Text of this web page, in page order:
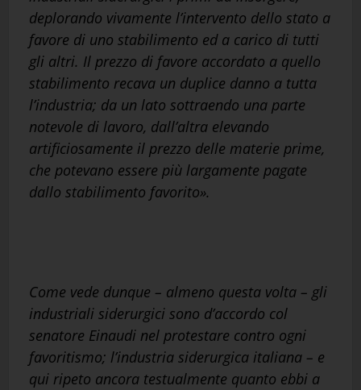
deplorando vivamente l’intervento dello stato a
favore di uno stabilimento ed a carico di tutti
gli altri. Il prezzo di favore accordato a quello
stabilimento recava un duplice danno a tutta
l’industria; da un lato sottraendo una parte
notevole di lavoro, dall’altra elevando
artificiosamente il prezzo delle materie prime,
che potevano essere più largamente pagate
dallo stabilimento favorito».
Come vede dunque – almeno questa volta – gli
industriali siderurgici sono d’accordo col
senatore Einaudi nel protestare contro ogni
favoritismo; l’industria siderurgica italiana – e
qui ripeto ancora testualmente quanto ebbi a